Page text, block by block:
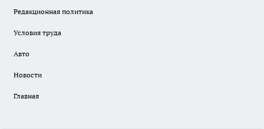
Редакционная политика
Условия труда
Авто
Новости
Главная